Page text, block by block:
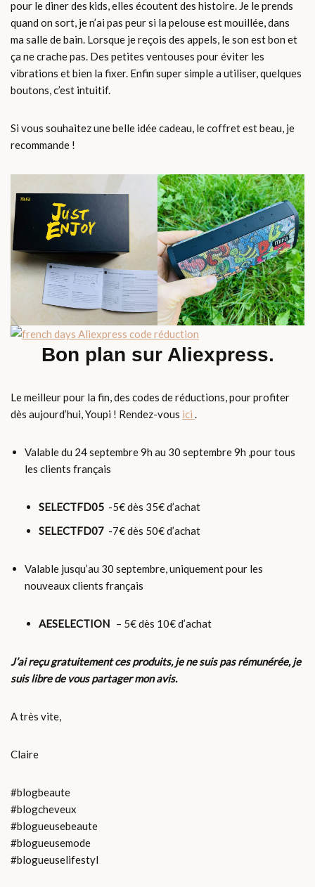
pour le diner des kids, elles écoutent des histoire. Je le prends
quand on sort, je n’ai pas peur si la pelouse est mouillée, dans
ma salle de bain. Lorsque je reçois des appels, le son est bon et
ça ne crache pas. Des petites ventouses pour éviter les
vibrations et bien la fixer. Enfin super simple a utiliser, quelques
boutons, c’est intuitif.
Si vous souhaitez une belle idée cadeau, le coffret est beau, je
recommande !
Bon plan sur Aliexpress.
Le meilleur pour la fin, des codes de réductions, pour profiter
dès aujourd’hui, Youpi ! Rendez-vous ici .
Valable du 24 septembre 9h au 30 septembre 9h ,pour tous
les clients français
SELECTFD05 -5€ dès 35€ d’achat
SELECTFD07 -7€ dès 50€ d’achat
Valable jusqu’au 30 septembre, uniquement pour les
nouveaux clients français
AESELECTION – 5€ dès 10€ d’achat
J’ai reçu gratuitement ces produits, je ne suis pas rémunérée, je
suis libre de vous partager mon avis.
A très vite,
Claire
#blogbeaute
#blogcheveux
#blogueusebeaute
#blogueusemode
#blogueuselifestyl